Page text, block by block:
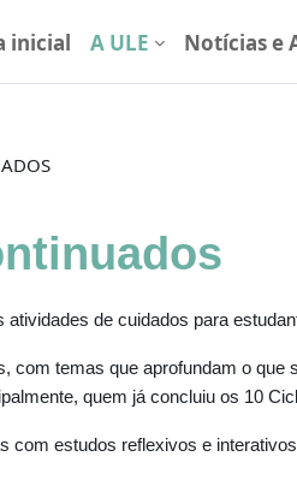
inicial A ULE Notícias e
de cuidados para
com temas que aprofundam o
quem já concluiu os 10
com estudos reflexivos e